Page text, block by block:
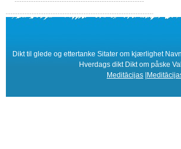
Dikt til glede og ettertanke Sitater om kjærlighet
Hverdags dikt Dikt om påske
Meditācijas